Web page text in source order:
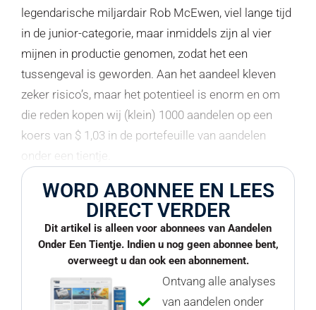
legendarische miljardair Rob McEwen, viel lange tijd
in de junior-categorie, maar inmiddels zijn al vier
mijnen in productie genomen, zodat het een
tussengeval is geworden. Aan het aandeel kleven
zeker risico’s, maar het potentieel is enorm en om
die reden kopen wij (klein) 1000 aandelen op een
koers van $ 1,03 in de portefeuille van aandelen
onder een tientje.
WORD ABONNEE EN LEES
DIRECT VERDER
Dit artikel is alleen voor abonnees van Aandelen
Onder Een Tientje. Indien u nog geen abonnee bent,
overweegt u dan ook een abonnement.
Ontvang alle analyses
van aandelen onder